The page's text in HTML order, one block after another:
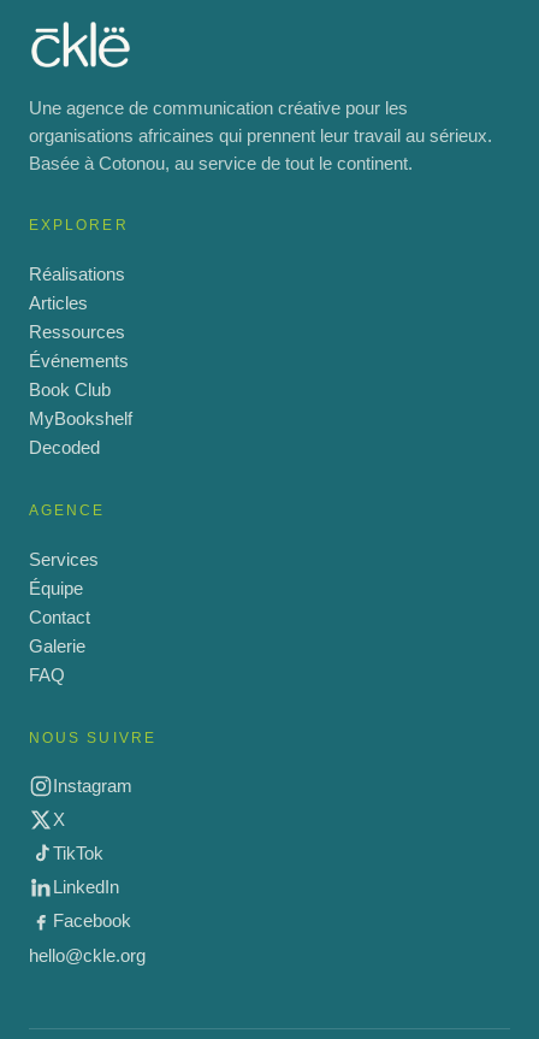
Une agence de communication créative pour les
organisations africaines qui prennent leur travail au sérieux.
Basée à Cotonou, au service de tout le continent.
EXPLORER
Réalisations
Articles
Ressources
Événements
Book Club
MyBookshelf
Decoded
AGENCE
Services
Équipe
Contact
Galerie
FAQ
NOUS SUIVRE
Instagram
X
TikTok
LinkedIn
Facebook
hello@ckle.org